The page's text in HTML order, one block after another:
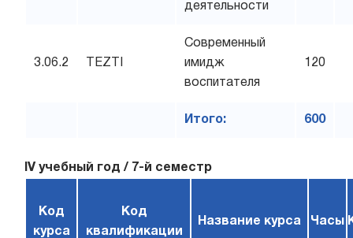
деятельности
3.06.2 TEZTI
Современный
имидж
воспитателя
120
Итого: 600
IV учебный год / 7-й семестр
Код
курса
Код
квалификации
Название курса Часы